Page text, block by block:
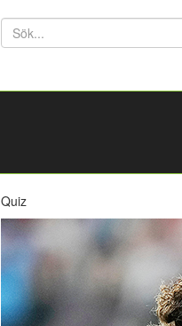
Söktext
Quiz